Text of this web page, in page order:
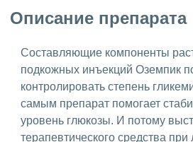
Описание препарата
Составляющие компоненты
подкожных инъекций Оземпик
контролировать степень
самым препарат помогает
уровень глюкозы. И потому
терапевтического средства при